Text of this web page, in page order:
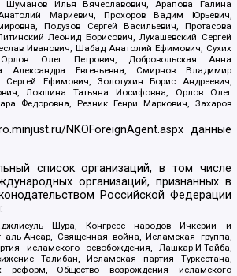
Шуманов Илья Вячеславович, Арапова Галина
Мариевич, Прохоров Вадим Юрьевич,
Подузов Сергей Васильевич, Протасова
Леонид Борисович, Лукашевский Сергей
Иванович, Шабад Анатолий Ефимович, Сухих
Олег Петрович, Добровольская Анна
Александра Евгеньевна, Смирнов Владимир
Сергей Ефимович, Золотухин Борис Андреевич,
Локшина Татьяна Иосифовна, Орлов Олег
Федоровна, Резник Генри Маркович, Захаров
NKOForeignAgent.aspxданные
список организаций, в том числе
организаций, признанных в
Российской Федерации
Шура, Конгресс народов Ичкерии и
аль-Ансар, Священная война, Исламская группа,
исламского освобождения, Лашкар-И-Тайба,
Талибан, Исламская партия Туркестана,
реформ, Общество возрождения исламского